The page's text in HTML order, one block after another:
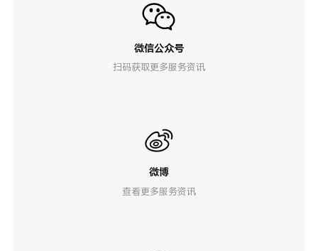
微信公众号
扫码获取更多服务资讯
微博
查看更多服务资讯